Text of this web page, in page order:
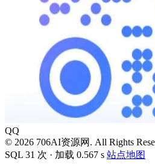
QQ
© 2026 706AI资源网. All Rights
SQL 31 次 · 加载 0.567 s 站点地图